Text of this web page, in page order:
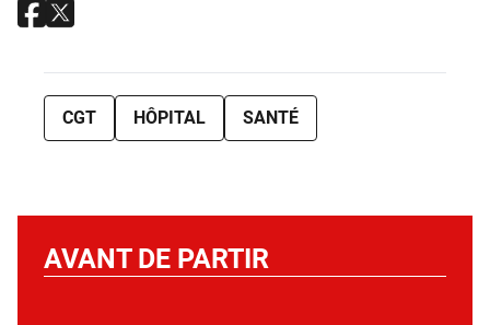
CGT HÔPITAL SANTÉ
AVANT DE PARTIR